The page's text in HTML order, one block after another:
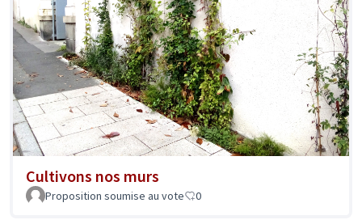
Cultivons nos murs
Proposition soumise au vote 0